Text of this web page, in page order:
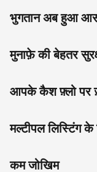
भुगतान अब हुआ
मुनाफ़े की बेहतर
आपके कैश फ़्लो पर
मल्टीपल लिस्टिंग
कम जोखिम